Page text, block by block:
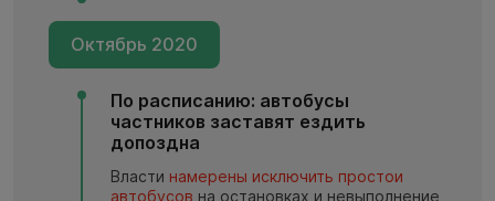
Октябрь 2020
По расписанию: автобусы
частников заставят ездить
допоздна
Власти намерены исключить простои
автобусов на остановках и невыполнение